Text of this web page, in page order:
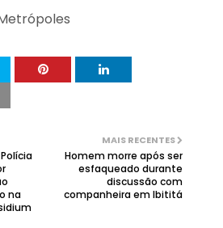
MAIS RECENTES
Homem morre após ser
esfaqueado durante
discussão com
companheira em Ibititá
na